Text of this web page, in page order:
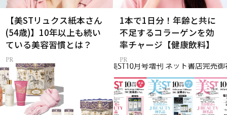
【美STリュクス紙本さん
(54歳)】10年以上も続い
ている美容習慣とは？
1本で1日分！年齢と共に
不足するコラーゲンを効
率チャージ【健康飲料】